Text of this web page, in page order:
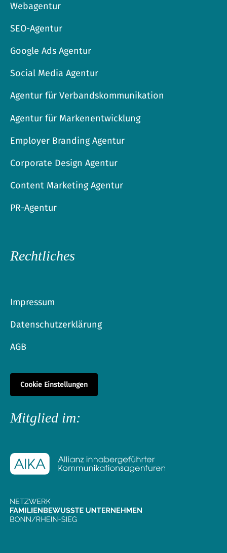
Webagentur
SEO-Agentur
Google Ads Agentur
Social Media Agentur
Agentur für Verbandskommunikation
Agentur für Markenentwicklung
Employer Branding Agentur
Corporate Design Agentur
Content Marketing Agentur
PR-Agentur
Rechtliches
Impressum
Datenschutzerklärung
AGB
Cookie Einstellungen
Mitglied im: